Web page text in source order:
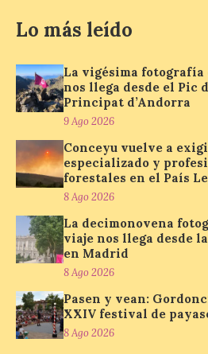
desde el Pic d’Angonella
en el Principat
Nueva edición de
de…viaje. Una
juvenil de la
Enróllate, la
Conceyu País Llionés y el
Turismo, Ocio e Información
jóvenes “Enredando.info”. Miguel
nos envía la vigésima fotografía de
Concierto del Iberia
Marimba Ensemble en
Plaza del Ayuntamiento
Ponferrada
Lo más leído
La vigésima fotografía
nos llega desde el Pic
Principat d’Andorra
9 Ago 2026
Conceyu vuelve a
especializado y
forestales en el País
8 Ago 2026
La decimonovena
viaje nos llega desde
en Madrid
8 Ago 2026
Pasen y vean:
XXIV festival de
8 Ago 2026